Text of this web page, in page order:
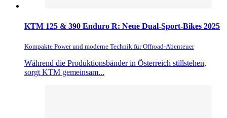
KTM 125 & 390 Enduro R: Neue Dual-Sport-Bikes 2025
Kompakte Power und moderne Technik für Offroad-Abenteuer
Während die Produktionsbänder in Österreich stillstehen,
sorgt KTM gemeinsam...